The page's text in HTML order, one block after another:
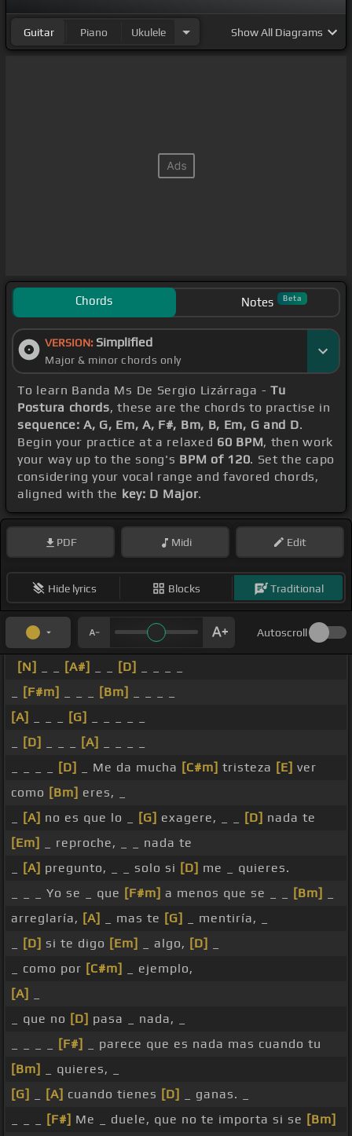
Guitar Piano Ukulele ShowAll Diagrams
Chords Notes Beta
VERSION: Simplified
Major & minor chords only
To learn Banda Ms De Sergio Lizárraga - Tu
Postura chords, these are the chords to practise in
sequence: A, G, Em, A, F#, Bm, B, Em, G and D.
Begin your practice at a relaxed 60 BPM, then work
your way up to the song's BPM of 120. Set the capo
considering your vocal range and favored chords,
aligned with the key: D Major.
PDF Midi Edit
Hide lyrics Blocks Traditional
Autoscroll
[N] [A#] [D]
[F#m] [Bm]
[A]
[G]
[D] [A]
[D] _ Me da mucha [C#m] tristeza [E] ver
como [Bm] eres, _
[A] no es que lo _ [G] exagere, _ _ [D] nada te
[Em]
_ reproche, _ _ nada te
[A] pregunto, _ _ solo si [D] me _ quieres.
_ _ _ Yo se _ que [F#m] a menos que se _ _ [Bm]
arreglaría, [A] _ mas te [G]
_ mentiría, _
[D] si te digo [Em] _ algo, [D]
_ como por [C#m]
_ ejemplo,
[A]
_ que no [D] pasa _ nada, _
[F#]
_ parece que es nada mas cuando tu
[Bm]
_ quieres, _
[G]
[A] cuando tienes [D]
_ ganas. _
[F#] Me _ duele, que no te importa si se [Bm]